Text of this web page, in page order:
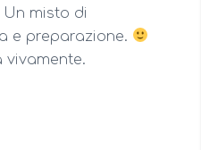
misto di
e preparazione.
vivamente.